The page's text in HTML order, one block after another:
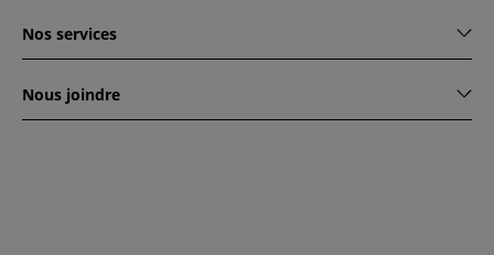
Nos services
Nous joindre